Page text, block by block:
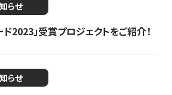
らせ
ド2023」受賞プロジェクトをご紹介！
らせ